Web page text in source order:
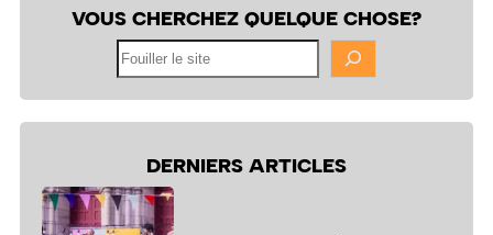
VOUS CHERCHEZ QUELQUE CHOSE?
DERNIERS ARTICLES